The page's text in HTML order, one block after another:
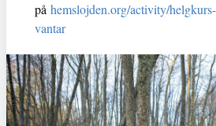
på hemslojden.org/activity/
vantar